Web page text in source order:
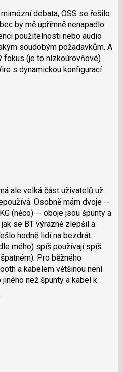
debata, OSS se řešilo
by mě upřímně nenapadlo
použitelnosti nebo audio
soudobým požadavkům. A
fokus (je to nízkoúrovňové)
s dynamickou konfigurací
ale velká část uživatelů už
Osobně mám dvoje --
(něco) -- oboje jsou špunty a
se BT výrazně zlepšil a
hodně lidí na bezdrát.
mého) spíš používají spíš
Pro běžného
a kabelem většinou není
než špunty a kabel k